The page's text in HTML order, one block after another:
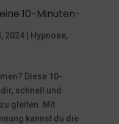
10-Minuten-
2024| Hypnose,
Diese 10-
schnell und
gleiten. Mit
kannst du die